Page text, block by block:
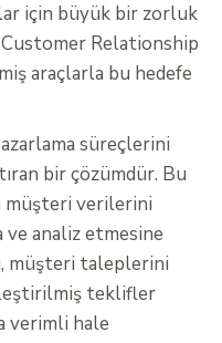
için büyük bir zorluk
Relationship
araçlarla bu hedefe
süreçlerini
bir çözümdür. Bu
müşteri verilerini
ve analiz etmesine
müşteri taleplerini
teklifler
verimli hale